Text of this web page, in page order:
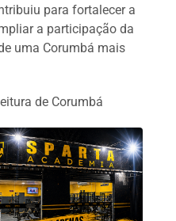
para fortalecer a
a participação da
uma Corumbá mais
de Corumbá